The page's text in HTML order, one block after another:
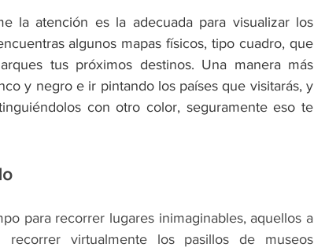
la atención es la adecuada para visualizar los
algunos mapas físicos, tipo cuadro, que
tus próximos destinos. Una manera más
y negro e ir pintando los países que visitarás, y
con otro color, seguramente eso te
para recorrer lugares inimaginables, aquellos a
virtualmente los pasillos de museos